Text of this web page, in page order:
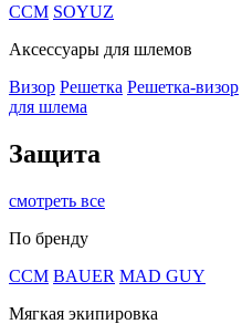
CCM SOYUZ
Аксессуары для шлемов
Визор Решетка Решетка-визор
для шлема
Защита
смотреть все
По бренду
CCM BAUER MAD GUY
Мягкая экипировка